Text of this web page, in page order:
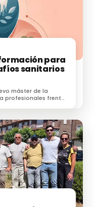
transmiten la
vegetal
andaluz
para
sanitarios
máster de la
profesionales frente